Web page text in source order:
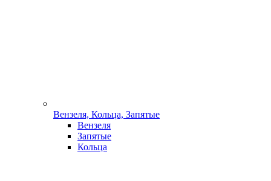
Вензеля, Кольца, Запятые
Вензеля
Запятые
Кольца